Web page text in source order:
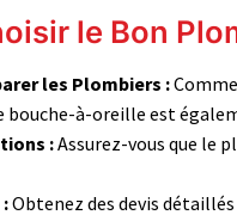
le Bon
les Plombiers :
bouche-à-oreille est
:Assurez-vous que le
Obtenez des devis